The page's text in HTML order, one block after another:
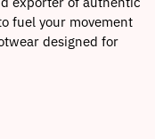
fuel your movement
designed for